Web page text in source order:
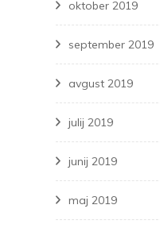
oktober 2019
september 2019
avgust 2019
julij 2019
junij 2019
maj 2019